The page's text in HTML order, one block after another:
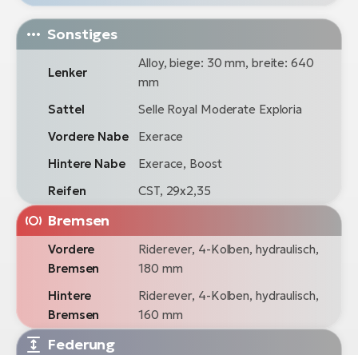
Sonstiges
Lenker
Alloy, biege: 30 mm, breite: 640
mm
Sattel
Selle Royal Moderate Exploria
Vordere Nabe
Exerace
Hintere Nabe
Exerace, Boost
Reifen
CST, 29x2,35
Bremsen
Vordere
Bremsen
Riderever, 4-Kolben, hydraulisch,
180 mm
Hintere
Bremsen
Riderever, 4-Kolben, hydraulisch,
160 mm
Federung